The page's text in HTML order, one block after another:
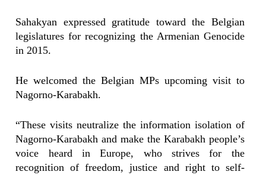
Sahakyan expressed gratitude toward the Belgian
legislatures for recognizing the Armenian Genocide
in 2015.
He welcomed the Belgian MPs upcoming visit to
Nagorno-Karabakh.
“These visits neutralize the information isolation of
Nagorno-Karabakh and make the Karabakh people’s
voice heard in Europe, who strives for the
recognition of freedom, justice and right to self-